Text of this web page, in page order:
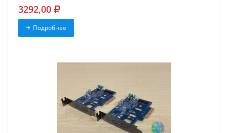
3292,00
Подробнее